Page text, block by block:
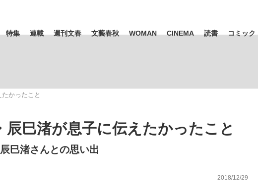
特集
観る将棋、読む将棋
連載 週刊文春 文藝春秋 WOMAN CINEMA 読書 コミック
タグ一覧
#高市早苗 #後藤真希 #森岡毅 #城彰二 #内田有紀
#松田聖子
武
かったこと
辰巳渚が息子に伝えたかったこと
巳渚さんとの思い出
2018/12/29